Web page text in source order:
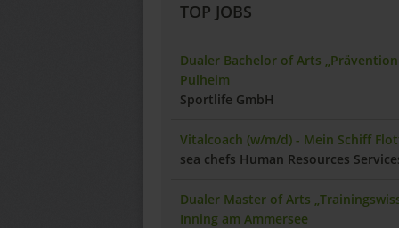
TOP JOBS
Dualer Bachelor of Arts
Pulheim
Sportlife GmbH
Vitalcoach (w/m/d) - Mein Schiff
sea chefs Human Resources
Dualer Master of Arts
Inning am Ammersee